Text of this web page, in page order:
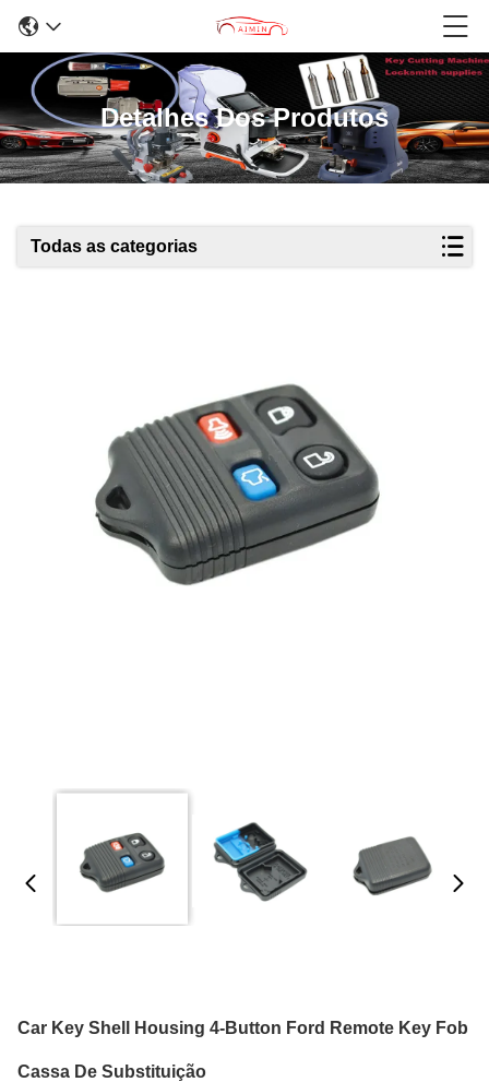
Detalhes Dos Produtos
Todas as categorias
Car Key Shell Housing 4-Button Ford Remote Key Fob
Cassa De Substituição